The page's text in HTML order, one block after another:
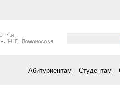
Абитуриентам Студентам